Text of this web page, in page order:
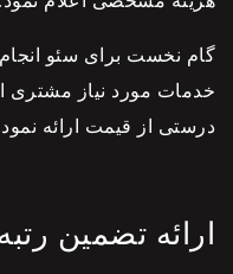
گام نخست برای سئو
خدمات مورد نیاز مشتری
درستی از قیمت ارائه
ارائه تضمین